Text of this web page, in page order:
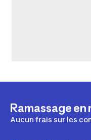
Ramassage
Aucun frais sur les